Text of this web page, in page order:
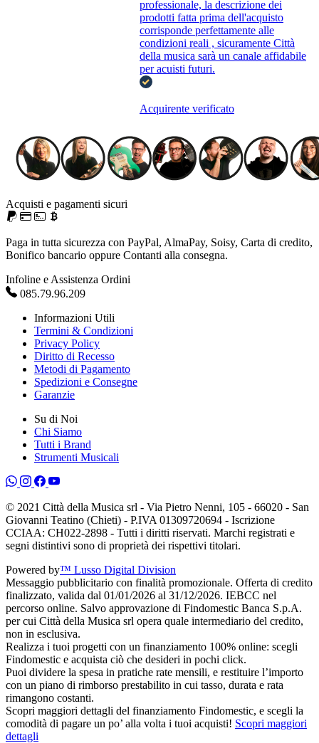
professionale, la descrizione dei
prodotti fatta prima dell'acquisto
corrisponde perfettamente alle
condizioni reali , sicuramente Città
della musica sarà un canale affidabile
per acuisti futuri.
Acquirente verificato
Acquisti e pagamenti sicuri
Paga in tutta sicurezza con PayPal, AlmaPay, Soisy, Carta di credito,
Bonifico bancario oppure Contanti alla consegna.
Infoline e Assistenza Ordini
085.79.96.209
Informazioni Utili
Termini & Condizioni
Privacy Policy
Diritto di Recesso
Metodi di Pagamento
Spedizioni e Consegne
Garanzie
Su di Noi
Chi Siamo
Tutti i Brand
Strumenti Musicali
© 2021 Città della Musica srl - Via Pietro Nenni, 105 - 66020 - San
Giovanni Teatino (Chieti) - P.IVA 01309720694 - Iscrizione
CCIAA: CH022-2898 - Tutti i diritti riservati. Marchi registrati e
segni distintivi sono di proprietà dei rispettivi titolari.
Powered by™ Lusso Digital Division
Messaggio pubblicitario con finalità promozionale. Offerta di credito
finalizzato, valida dal 01/01/2026 al 31/12/2026. IEBCC nel
percorso online. Salvo approvazione di Findomestic Banca S.p.A.
per cui Città della Musica srl opera quale intermediario del credito,
non in esclusiva.
Realizza i tuoi progetti con un finanziamento 100% online: scegli
Findomestic e acquista ciò che desideri in pochi click.
Puoi dividere la spesa in pratiche rate mensili, e restituire l’importo
con un piano di rimborso prestabilito in cui tasso, durata e rata
rimangono costanti.
Scopri maggiori dettagli del finanziamento Findomestic, e scegli la
comodità di pagare un po’ alla volta i tuoi acquisti! Scopri maggiori
dettagli